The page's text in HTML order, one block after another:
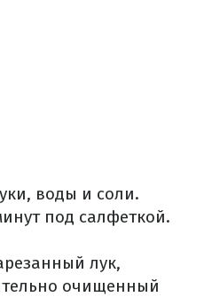
воды и соли.
под салфеткой.
лук,
очищенный